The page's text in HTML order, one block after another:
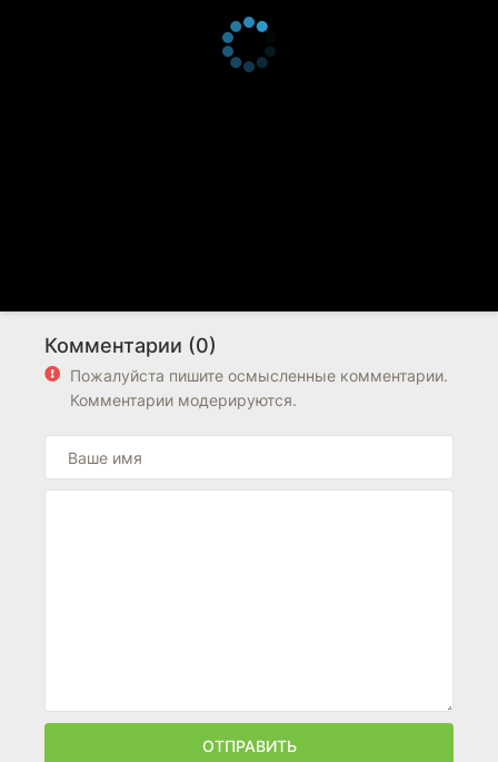
Комментарии (0)
Пожалуйста пишите осмысленные комментарии.
Комментарии модерируются.
ОТПРАВИТЬ